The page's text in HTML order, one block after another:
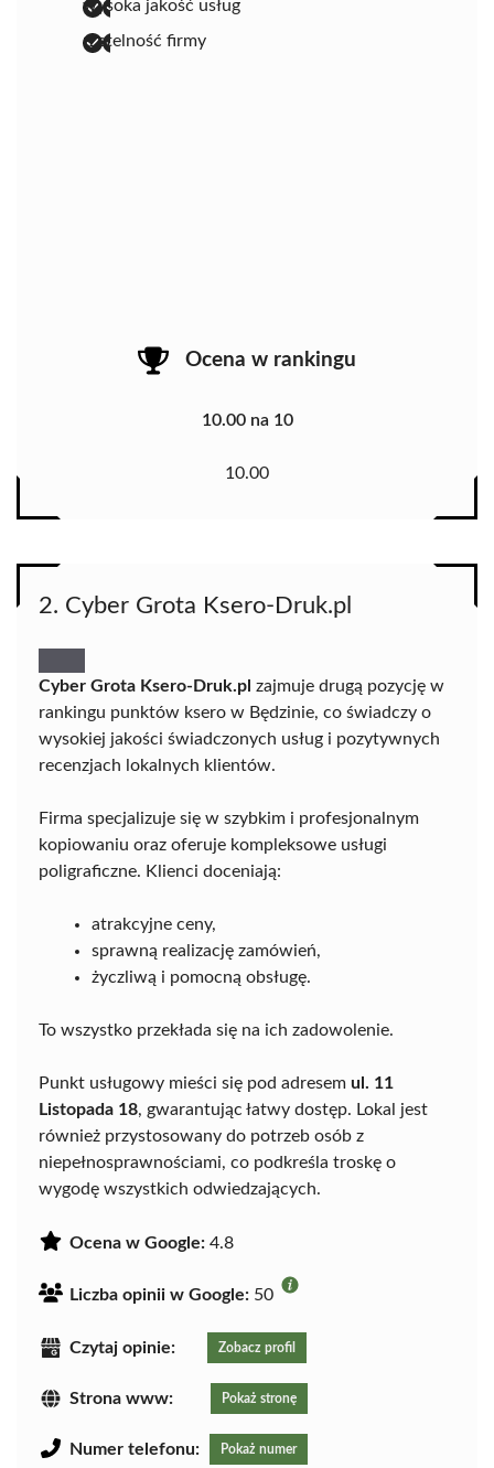
wysoka jakość usług
rzetelność firmy
Ocena w rankingu
10.00 na 10
10.00
2. Cyber Grota Ksero-Druk.pl
Cyber Grota Ksero-Druk.pl zajmuje drugą pozycję w
rankingu punktów ksero w Będzinie, co świadczy o
wysokiej jakości świadczonych usług i pozytywnych
recenzjach lokalnych klientów.
Firma specjalizuje się w szybkim i profesjonalnym
kopiowaniu oraz oferuje kompleksowe usługi
poligraficzne. Klienci doceniają:
atrakcyjne ceny,
sprawną realizację zamówień,
życzliwą i pomocną obsługę.
To wszystko przekłada się na ich zadowolenie.
Punkt usługowy mieści się pod adresem ul. 11
Listopada 18, gwarantując łatwy dostęp. Lokal jest
również przystosowany do potrzeb osób z
niepełnosprawnościami, co podkreśla troskę o
wygodę wszystkich odwiedzających.
Ocena w Google: 4.8
Liczba opinii w Google: 50
Czytaj opinie: Zobacz profil
Strona www: Pokaż stronę
Numer telefonu: Pokaż numer